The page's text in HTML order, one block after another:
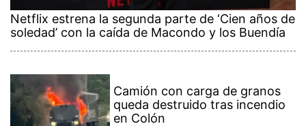
Netflix estrena la segunda parte de ‘Cien años de
soledad’ con la caída de Macondo y los Buendía
Camión con carga de granos
queda destruido tras incendio
en Colón